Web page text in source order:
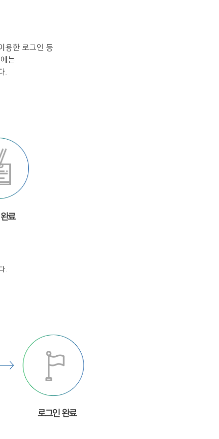
용한 로그인 등
는
.
료
.
로그인 완료